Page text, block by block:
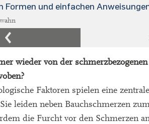
Formen und einfachen
wieder von der
Faktoren spielen eine
leiden neben Bauchschmerzen
die Furcht vor den Schmerzen